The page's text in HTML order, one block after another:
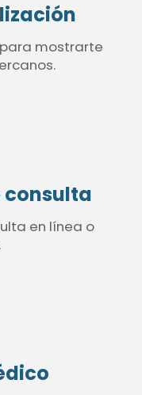
mostrarte
consulta
en línea o